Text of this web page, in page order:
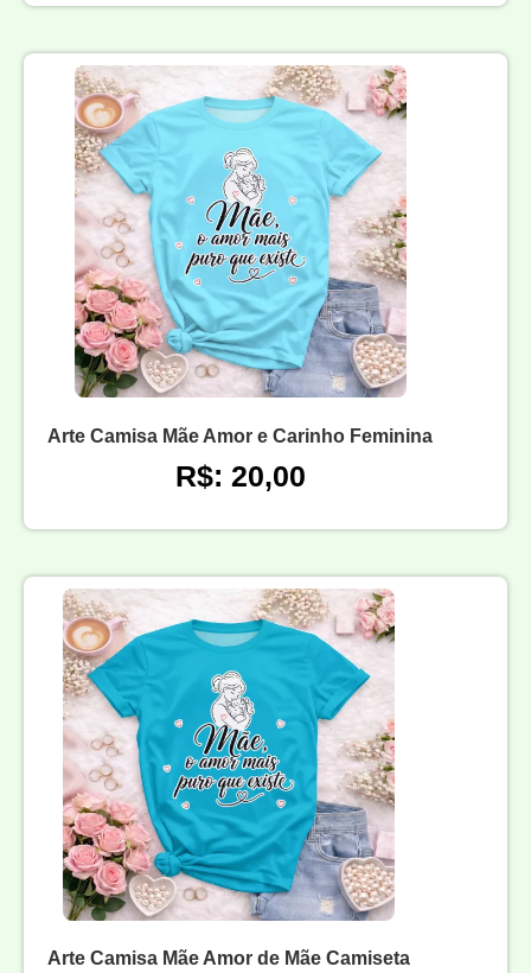
Arte Camisa Mãe Amor e Carinho Feminina
R$: 20,00
Arte Camisa Mãe Amor de Mãe Camiseta